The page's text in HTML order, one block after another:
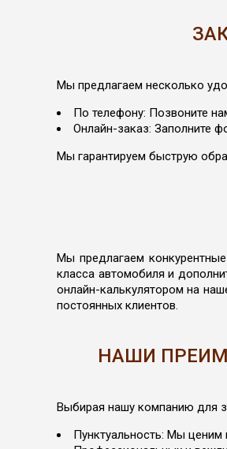
Мы предлагаем несколько
По телефону: Позвоните
Онлайн-заказ: Заполните
Мы гарантируем быструю
Мы предлагаем
класса автомобиля и
онлайн-калькулятором на
постоянных клиентов.
НАШИ
Выбирая нашу компанию для
Пунктуальность: Мы ценим